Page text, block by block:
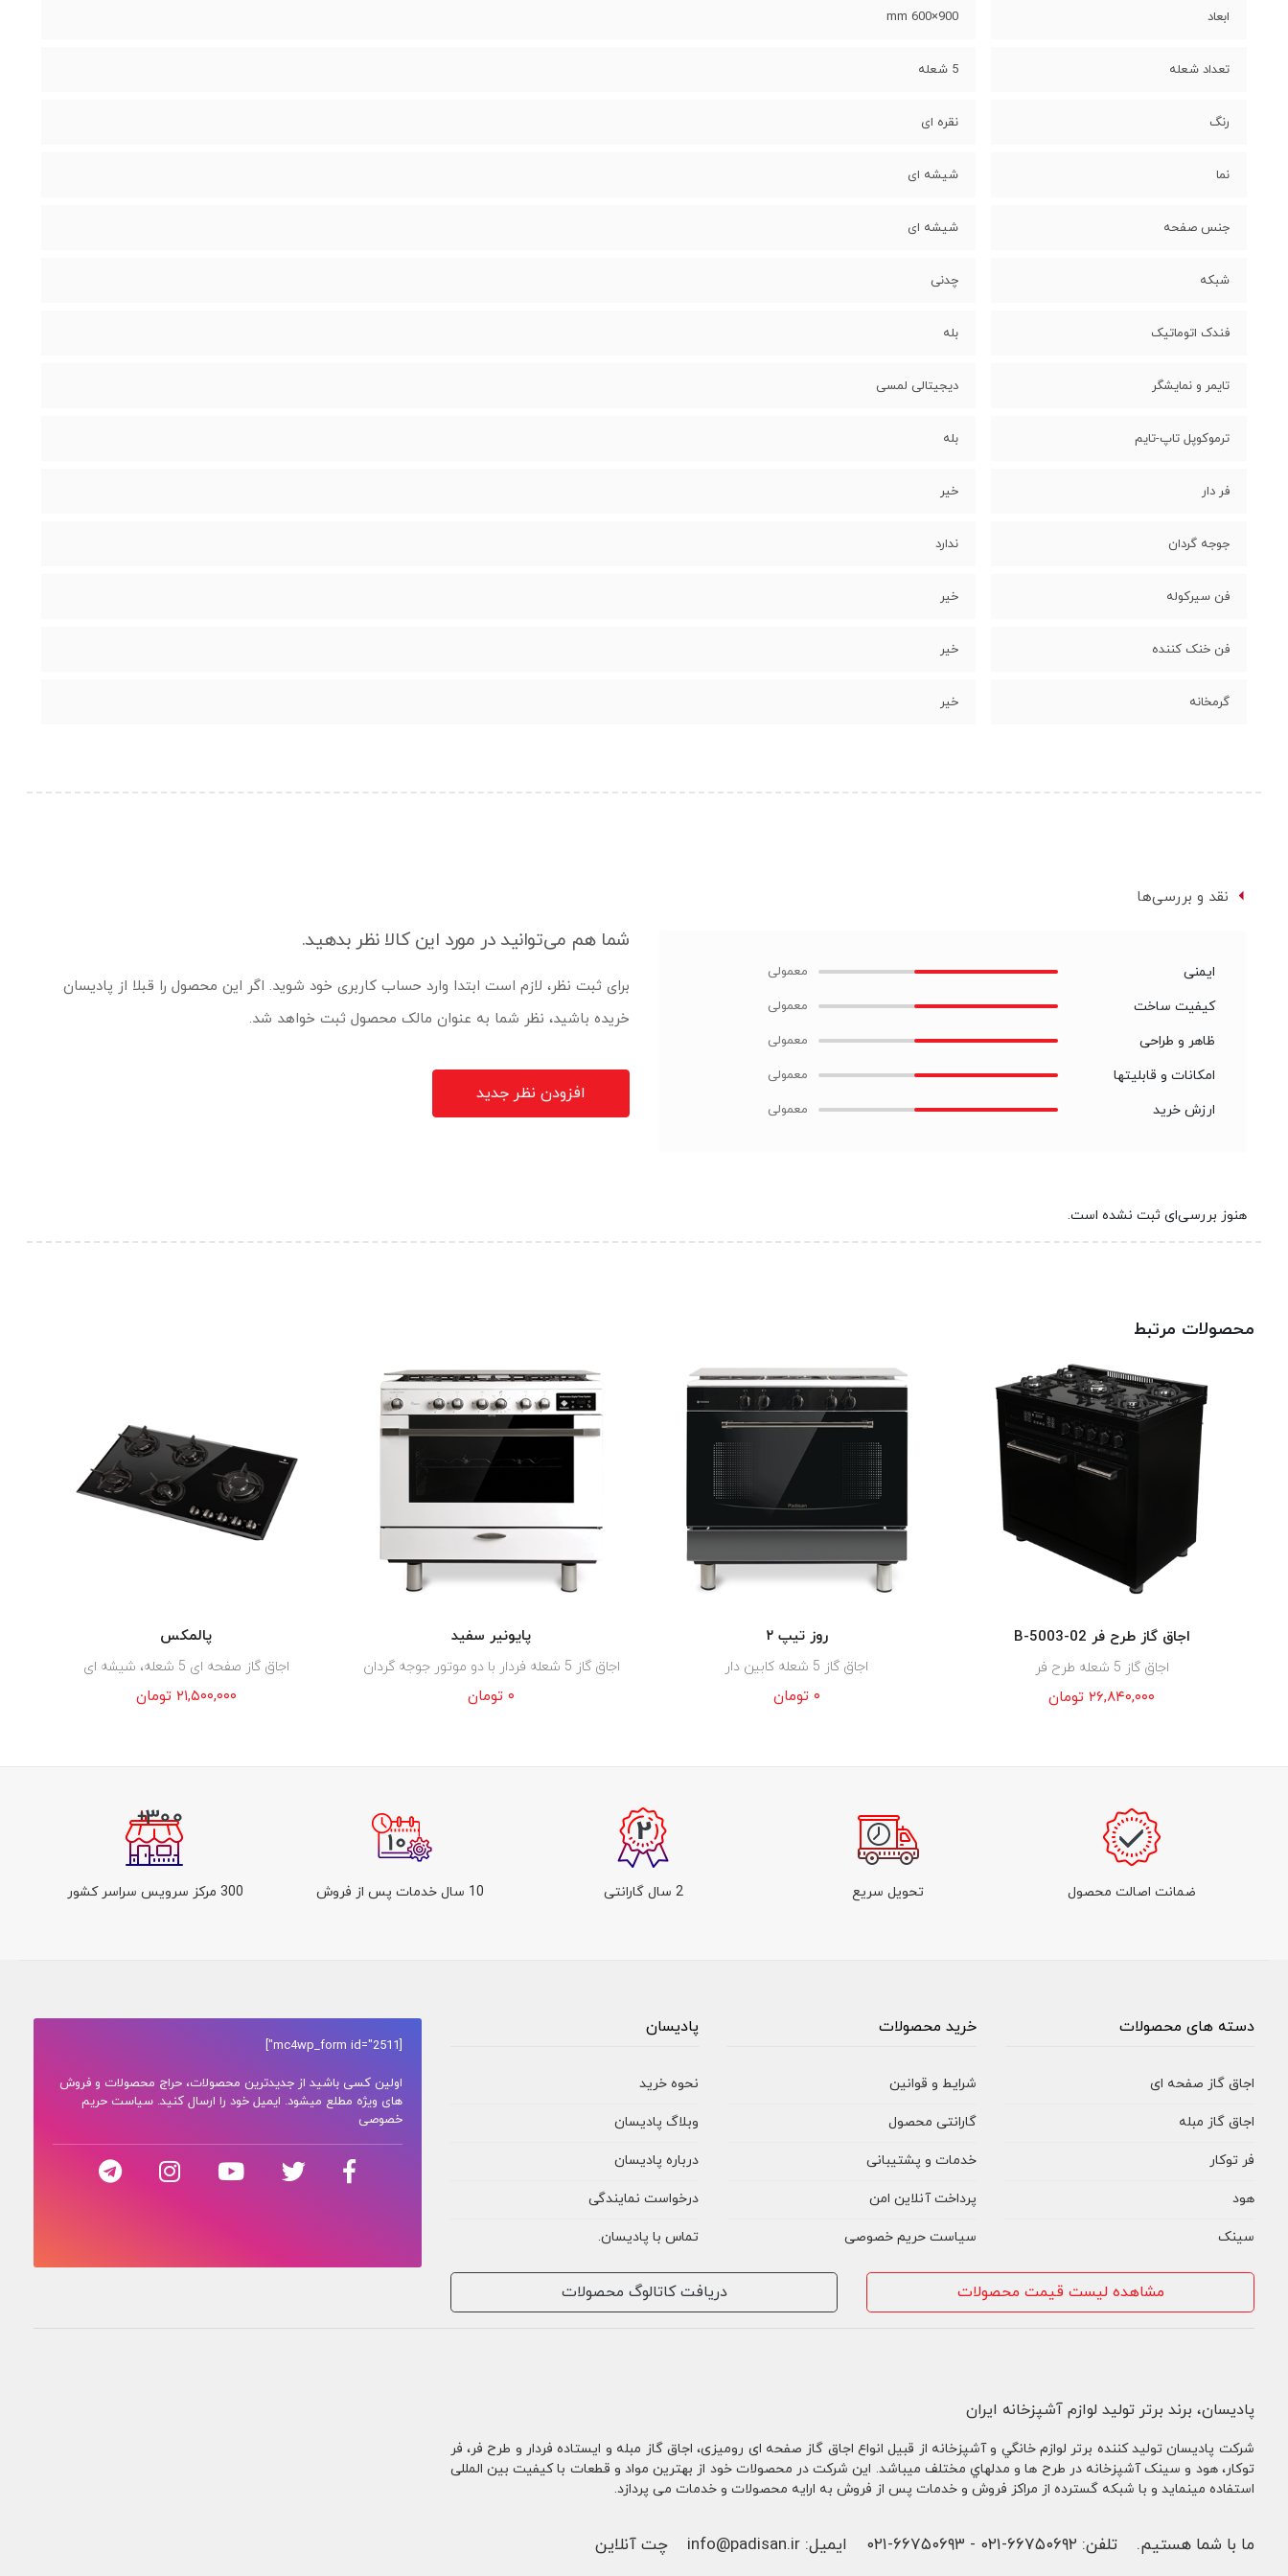
ابعاد 900×600 mm
تعداد شعله 5 شعله
رنگ نقره ای
نما شیشه ای
جنس صفحه شیشه ای
شبکه چدنی
فندک اتوماتیک بله
تایمر و نمایشگر دیجیتالی لمسی
ترموکوپل تاپ-تایم بله
فر دار خیر
جوجه گردان ندارد
فن سیرکوله خیر
فن خنک کننده خیر
گرمخانه خیر
نقد و بررسی‌ها
ایمنی
کیفیت ساخت
ظاهر و طراحی
امکانات و قابلیتها
ارزش خرید
شما هم می‌توانید در مورد این کالا نظر بدهید.
برای ثبت نظر، لازم است ابتدا وارد حساب کاربری خود شوید. اگر این محصول را قبلا از پادیسان
خریده باشید، نظر شما به عنوان مالک محصول ثبت خواهد شد.
افزودن نظر جدید
هنوز بررسی‌ای ثبت نشده است.
محصولات مرتبط
اجاق گاز طرح فر B-5003-02
اجاق گاز 5 شعله طرح فر
۲۶,۸۴۰,۰۰۰ تومان
روز تیپ ۲
اجاق گاز 5 شعله کابین دار
۰ تومان
پایونیر سفید
اجاق گاز 5 شعله فردار با دو موتور جوجه گردان
۰ تومان
پالمکس
اجاق گاز صفحه ای 5 شعله، شیشه ای
۲۱,۵۰۰,۰۰۰ تومان
ضمانت اصالت محصول تحویل سریع 2 سال گارانتی 10 سال خدمات پس از فروش 300 مرکز سرویس سراسر کشور
دسته های محصولات
اجاق گاز صفحه ای
اجاق گاز مبله
فر توکار
هود
سینک
خرید محصولات
شرایط و قوانین
گارانتی محصول
خدمات و پشتیبانی
پرداخت آنلاین امن
سیاست حریم خصوصی
پادیسان
نحوه خرید
وبلاگ پادیسان
درباره پادیسان
درخواست نمایندگی
تماس با پادیسان.
مشاهده لیست قیمت محصولات دریافت کاتالوگ محصولات
اولین کسی باشید از جدیدترین محصولات، حراج محصولات و فروش
های ویژه مطلع میشود. ایمیل خود را ارسال کنید. سیاست حریم
خصوصی
پادیسان، برند برتر تولید لوازم آشپزخانه ایران
شركت پادیسان توليد کننده برتر لوازم خانگي و آشپزخانه از قبيل انواع اجاق گاز صفحه ای رومیزی، اجاق گاز مبله و ایستاده فردار و طرح فر، فر
توكار، هود و سینک آشپزخانه در طرح ها و مدلهاي مختلف ميباشد. این شرکت در محصولات خود از بهترین مواد و قطعات با کیفیت بین المللی
استفاده مینماید و با شبکه گسترده از مراکز فروش و خدمات پس از فروش به ارایه محصولات و خدمات می پردازد.
ما با شما هستیم. تلفن: ۶۶۷۵۰۶۹۲-۰۲۱ - ۶۶۷۵۰۶۹۳-۰۲۱ ایمیل: info@padisan.ir چت آنلاین